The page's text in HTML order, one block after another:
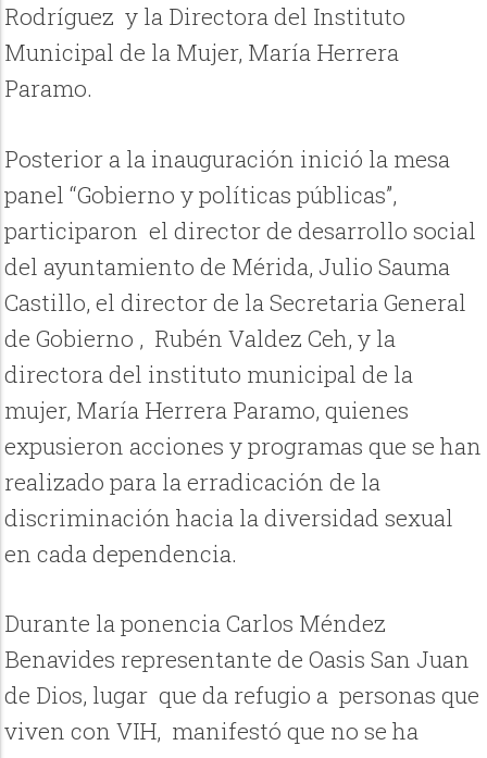
Rodríguez y la Directora del Instituto
Municipal de la Mujer, María Herrera
Paramo.
Posterior a la inauguración inició la mesa
panel “Gobierno y políticas públicas”,
participaron el director de desarrollo social
del ayuntamiento de Mérida, Julio Sauma
Castillo, el director de la Secretaria General
de Gobierno , Rubén Valdez Ceh, y la
directora del instituto municipal de la
mujer, María Herrera Paramo, quienes
expusieron acciones y programas que se han
realizado para la erradicación de la
discriminación hacia la diversidad sexual
en cada dependencia.
Durante la ponencia Carlos Méndez
Benavides representante de Oasis San Juan
de Dios, lugar que da refugio a personas que
viven con VIH, manifestó que no se ha